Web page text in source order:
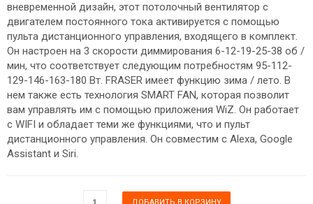
вневременной дизайн, этот потолочный вентилятор с
двигателем постоянного тока активируется с помощью
пульта дистанционного управления, входящего в комплект.
Он настроен на 3 скорости диммирования 6-12-19-25-38 об /
мин, что соответствует следующим потребностям 95-112-
129-146-163-180 Вт. FRASER имеет функцию зима / лето. В
нем также есть технология SMART FAN, которая позволит
вам управлять им с помощью приложения WiZ. Он работает
с WIFI и обладает теми же функциями, что и пульт
дистанционного управления. Он совместим с Alexa, Google
Assistant и Siri.